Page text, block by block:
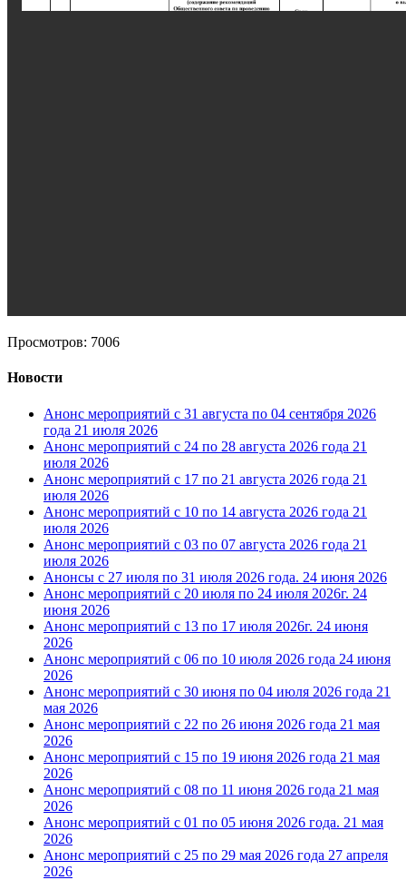
Просмотров: 7006
Новости
Анонс мероприятий с 31 августа по 04 сентября 2026
года 21 июля 2026
Анонс мероприятий с 24 по 28 августа 2026 года 21
июля 2026
Анонс мероприятий с 17 по 21 августа 2026 года 21
июля 2026
Анонс мероприятий с 10 по 14 августа 2026 года 21
июля 2026
Анонс мероприятий с 03 по 07 августа 2026 года 21
июля 2026
Анонсы с 27 июля по 31 июля 2026 года. 24 июня 2026
Анонс мероприятий с 20 июля по 24 июля 2026г. 24
июня 2026
Анонс мероприятий с 13 по 17 июля 2026г. 24 июня
2026
Анонс мероприятий с 06 по 10 июля 2026 года 24 июня
2026
Анонс мероприятий с 30 июня по 04 июля 2026 года 21
мая 2026
Анонс мероприятий с 22 по 26 июня 2026 года 21 мая
2026
Анонс мероприятий с 15 по 19 июня 2026 года 21 мая
2026
Анонс мероприятий с 08 по 11 июня 2026 года 21 мая
2026
Анонс мероприятий с 01 по 05 июня 2026 года. 21 мая
2026
Анонс мероприятий с 25 по 29 мая 2026 года 27 апреля
2026